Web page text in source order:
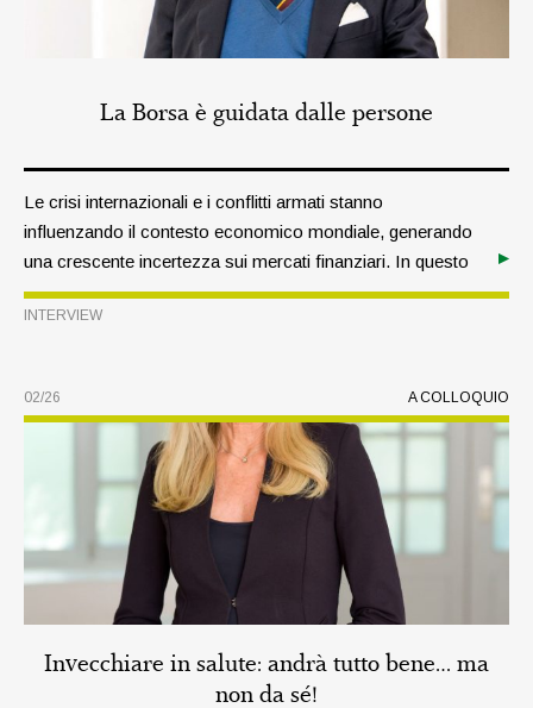
La Borsa è guidata dalle persone
Le crisi internazionali e i conflitti armati stanno
influenzando il contesto economico mondiale, generando
una crescente incertezza sui mercati finanziari. In questo
scenario, quale strategia devono adottare i risparmiatori?
Ne abbiamo parlato con l’esperto di Borsa Hans A.
INTERVIEW
A COLLOQUIO
02/26
Invecchiare in salute: andrà tutto bene… ma
non da sé!